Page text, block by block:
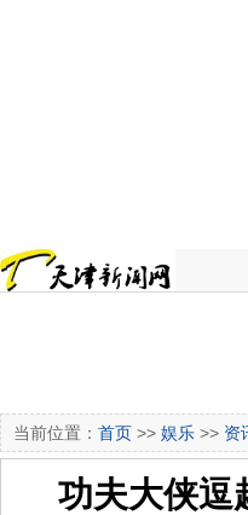
当前位置： 首页 >> 娱乐 >> 资
功夫大侠逗